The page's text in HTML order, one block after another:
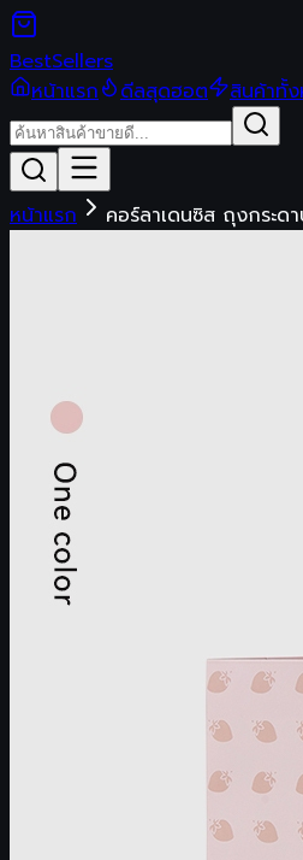
BestSellers
หน้าแรก
ดีลสุดฮอต สินค้าทั้
หน้าแรก คอร์ลาเดนซิส ถุงกร